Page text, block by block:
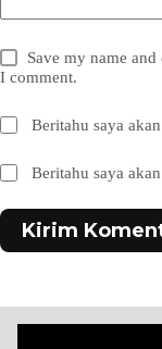
Save my name
I comment.
Beritahu saya
Beritahu saya
Kirim